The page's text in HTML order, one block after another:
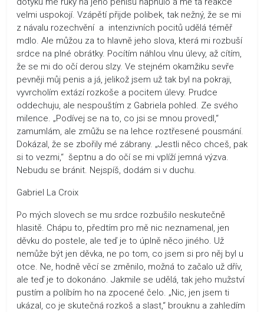
velmi uspokojí. Vzápětí přijde polibek, tak nežný, že se mi
z návalu rozechvění a intenzivních pocitů udělá téměř
mdlo. Ale můžou za to hlavně jeho slova, která mi rozbuší
srdce na plné obrátky. Pocítím náhlou vlnu úlevy, až cítím,
že se mi do očí derou slzy. Ve stejném okamžiku sevře
pevněji můj penis a já, jelikož jsem už tak byl na pokraji,
vyvrcholím extází rozkoše a pocitem úlevy. Prudce
oddechuju, ale nespouštím z Gabriela pohled. Ze svého
milence. „Podívej se na to, co jsi se mnou provedl,“
zamumlám, ale zmůžu se na lehce roztřesené pousmání.
Dokázal, že se zbořily mé zábrany. „Jestli něco chceš, pak
si to vezmi,“ šeptnu a do očí se mi vplíží jemná výzva.
Nebudu se bránit. Nejspíš, dodám si v duchu.
Gabriel La Croix
Po mých slovech se mu srdce rozbušilo neskutečně
hlasitě. Chápu to, předtím pro mě nic neznamenal, jen
děvku do postele, ale teď je to úplně něco jiného. Už
nemůže být jen děvka, ne po tom, co jsem si pro něj byl u
otce. Ne, hodně věcí se změnilo, možná to začalo už dřív,
ale teď je to dokonáno. Jakmile se udělá, tak jeho mužství
pustím a políbím ho na zpocené čelo. „Nic, jen jsem ti
ukázal, co je skutečná rozkoš a slast,“ brouknu a zahledím